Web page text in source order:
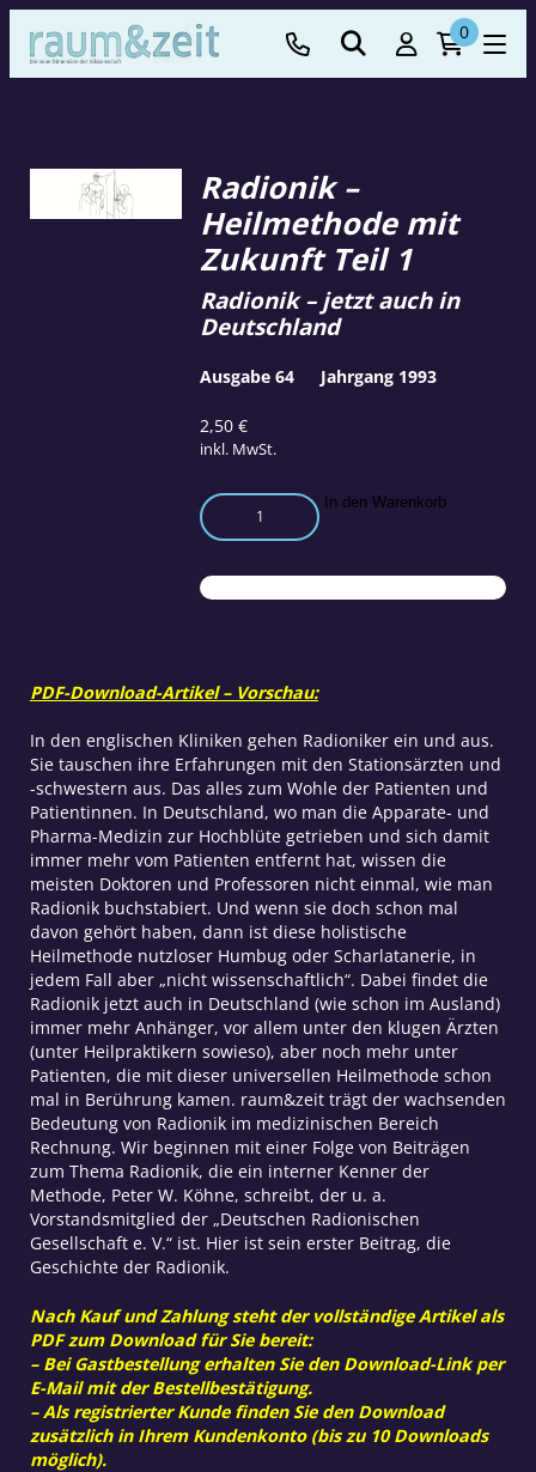
0
Radionik –
Heilmethode mit
Zukunft Teil 1
2,50€
inkl. MwSt.
Radionik – jetzt auch in
Deutschland
Radionik
–
mit
Zukunft
In den Warenkorb
Ausgabe 64 Jahrgang 1993
PDF-Download-Artikel – Vorschau:
In den englischen Kliniken gehen Radioniker ein und aus.
Sie tauschen ihre Erfahrungen mit den Stationsärzten und
-schwestern aus. Das alles zum Wohle der Patienten und
Patientinnen. In Deutschland, wo man die Apparate- und
Pharma-Medizin zur Hochblüte getrieben und sich damit
immer mehr vom Patienten entfernt hat, wissen die
meisten Doktoren und Professoren nicht einmal, wie man
Radionik buchstabiert. Und wenn sie doch schon mal
davon gehört haben, dann ist diese holistische
Heilmethode nutzloser Humbug oder Scharlatanerie, in
jedem Fall aber „nicht wissenschaftlich“. Dabei findet die
Radionik jetzt auch in Deutschland (wie schon im Ausland)
immer mehr Anhänger, vor allem unter den klugen Ärzten
(unter Heilpraktikern sowieso), aber noch mehr unter
Patienten, die mit dieser universellen Heilmethode schon
mal in Berührung kamen. raum&zeit trägt der wachsenden
Bedeutung von Radionik im medizinischen Bereich
Rechnung. Wir beginnen mit einer Folge von Beiträgen
zum Thema Radionik, die ein interner Kenner der
Methode, Peter W. Köhne, schreibt, der u. a.
Vorstandsmitglied der „Deutschen Radionischen
Gesellschaft e. V.“ ist. Hier ist sein erster Beitrag, die
Geschichte der Radionik.
Nach Kauf und Zahlung steht der vollständige Artikel als
PDF zum Download für Sie bereit:
– Bei Gastbestellung erhalten Sie den Download-Link per
E-Mail mit der Bestellbestätigung.
– Als registrierter Kunde finden Sie den Download
zusätzlich in Ihrem Kundenkonto (bis zu 10 Downloads
möglich).